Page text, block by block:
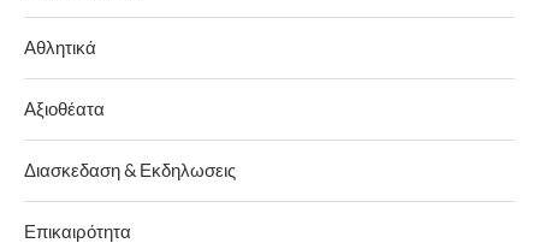
Αθλητικά
Αξιοθέατα
Διασκεδαση & Εκδηλωσεις
Επικαιρότητα